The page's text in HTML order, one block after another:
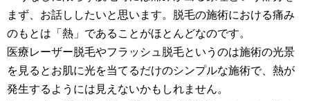
まず、お話ししたいと思います。脱毛の施術における痛み
のもとは「熱」であることがほとんどなのです。
医療レーザー脱毛やフラッシュ脱毛というのは施術の光景
を見るとお肌に光を当てるだけのシンプルな施術で、熱が
発生するようには見えないかもしれません。